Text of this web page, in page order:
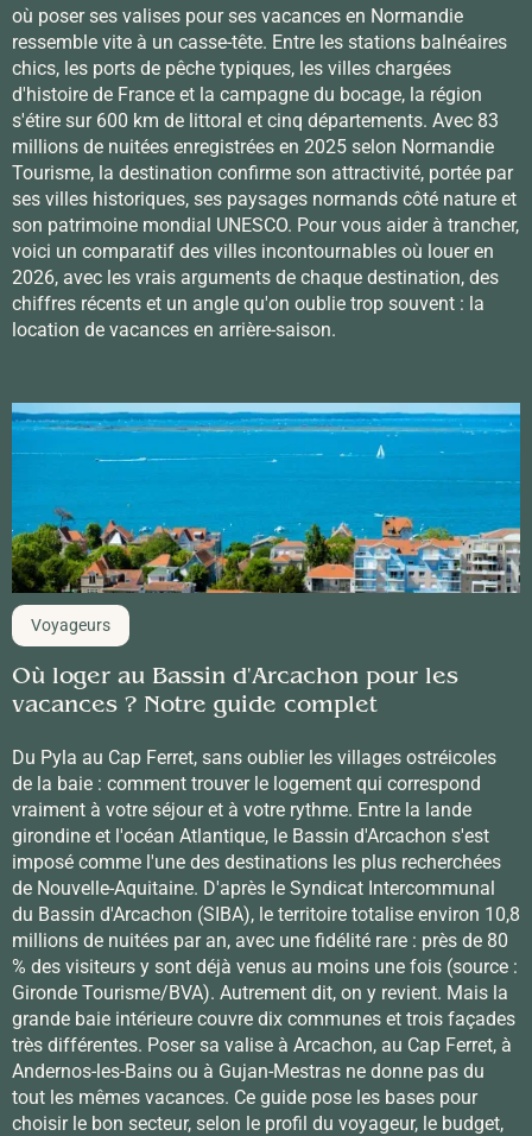
où poser ses valises pour ses vacances en Normandie
ressemble vite à un casse-tête. Entre les stations balnéaires
chics, les ports de pêche typiques, les villes chargées
d'histoire de France et la campagne du bocage, la région
s'étire sur 600 km de littoral et cinq départements. Avec 83
millions de nuitées enregistrées en 2025 selon Normandie
Tourisme, la destination confirme son attractivité, portée par
ses villes historiques, ses paysages normands côté nature et
son patrimoine mondial UNESCO. Pour vous aider à trancher,
voici un comparatif des villes incontournables où louer en
2026, avec les vrais arguments de chaque destination, des
chiffres récents et un angle qu'on oublie trop souvent : la
location de vacances en arrière-saison.
Voyageurs
Où loger au Bassin d'Arcachon pour les
vacances ? Notre guide complet
Du Pyla au Cap Ferret, sans oublier les villages ostréicoles
de la baie : comment trouver le logement qui correspond
vraiment à votre séjour et à votre rythme. Entre la lande
girondine et l'océan Atlantique, le Bassin d'Arcachon s'est
imposé comme l'une des destinations les plus recherchées
de Nouvelle-Aquitaine. D'après le Syndicat Intercommunal
du Bassin d'Arcachon (SIBA), le territoire totalise environ 10,8
millions de nuitées par an, avec une fidélité rare : près de 80
% des visiteurs y sont déjà venus au moins une fois (source :
Gironde Tourisme/BVA). Autrement dit, on y revient. Mais la
grande baie intérieure couvre dix communes et trois façades
très différentes. Poser sa valise à Arcachon, au Cap Ferret, à
Andernos-les-Bains ou à Gujan-Mestras ne donne pas du
tout les mêmes vacances. Ce guide pose les bases pour
choisir le bon secteur, selon le profil du voyageur, le budget,